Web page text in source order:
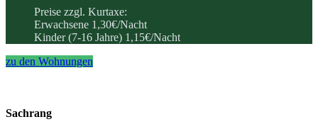
Preise zzgl. Kurtaxe:
Erwachsene 1,30€/Nacht
Kinder (7-16 Jahre) 1,15€/Nacht
zu den Wohnungen
Sachrang